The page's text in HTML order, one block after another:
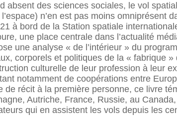
absent des sciences sociales, le vol
n’en est pas moins omniprésent
à bord de la Station spatiale
une place centrale dans l’actualité
une analyse « de l’intérieur » du
corporels et politiques de la « fabrique
culturelle de leur profession à leur
notamment de coopérations entre
de récit à la première personne, ce livre
Autriche, France, Russie, au
qui en assistent les vols depuis les